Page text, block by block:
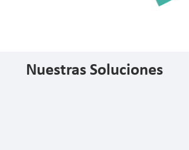
Nuestras Soluciones